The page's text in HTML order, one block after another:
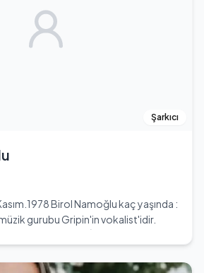
gibi çeşitli içerikler sunmakta ve
satın aldığı ürünler ile 3D yazıcı ile
2019 yılında TV8
kıyafetlerin farklı renklerini de
nefret etmektedir.
Şarkıcı
Birol Namoğlu kaç yaşında :
gurubu Gripin'in vokalist'idir.
Namoğlu'dur. Lise eğitimini İstek